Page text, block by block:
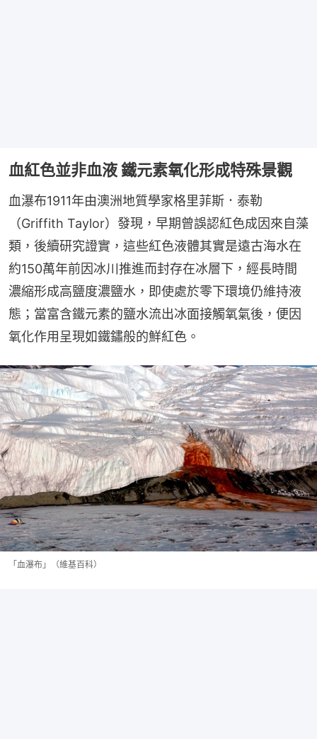
血紅色並非血液 鐵元素氧化形成特殊景觀
血瀑布1911年由澳洲地質學家格里菲斯．泰勒
（Griffith Taylor）發現，早期曾誤認紅色成因來自藻
類，後續研究證實，這些紅色液體其實是遠古海水在
約150萬年前因冰川推進而封存在冰層下，經長時間
濃縮形成高鹽度濃鹽水，即使處於零下環境仍維持液
態；當富含鐵元素的鹽水流出冰面接觸氧氣後，便因
氧化作用呈現如鐵鏽般的鮮紅色。
「血瀑布」（維基百科）